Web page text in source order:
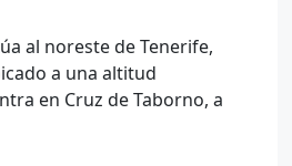
al noreste de Tenerife,
a una altitud
en Cruz de Taborno, a